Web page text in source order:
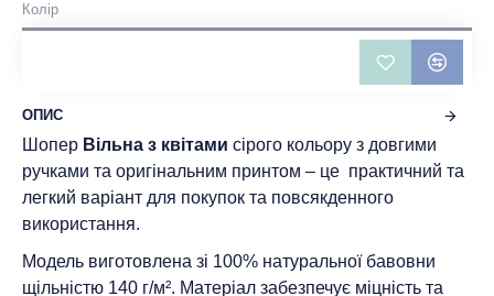
Написати відгук
Колір
ОПИС
Шопер Вільна з квітами сірого кольору з довгими
ручками та оригінальним принтом – це практичний та
легкий варіант для покупок та повсякденного
використання.
Модель виготовлена зі 100% натуральної бавовни
щільністю 140 г/м². Матеріал забезпечує міцність та